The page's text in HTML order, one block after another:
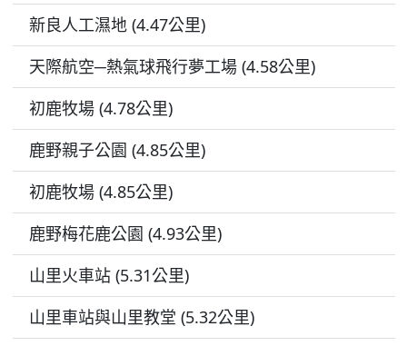
新良人工濕地 (4.47公里)
天際航空─熱氣球飛行夢工場 (4.58公里)
初鹿牧場 (4.78公里)
鹿野親子公園 (4.85公里)
初鹿牧場 (4.85公里)
鹿野梅花鹿公園 (4.93公里)
山里火車站 (5.31公里)
山里車站與山里教堂 (5.32公里)